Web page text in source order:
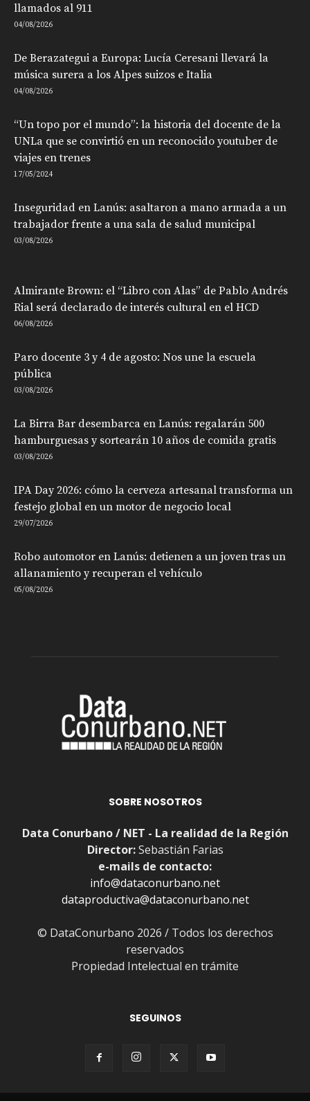
llamados al 911
04/08/2026
De Berazategui a Europa: Lucía Ceresani llevará la
música surera a los Alpes suizos e Italia
04/08/2026
“Un topo por el mundo”: la historia del docente de la
UNLa que se convirtió en un reconocido youtuber de
viajes en trenes
17/05/2024
Inseguridad en Lanús: asaltaron a mano armada a un
trabajador frente a una sala de salud municipal
03/08/2026
Almirante Brown: el “Libro con Alas” de Pablo Andrés
Rial será declarado de interés cultural en el HCD
06/08/2026
Paro docente 3 y 4 de agosto: Nos une la escuela
pública
03/08/2026
La Birra Bar desembarca en Lanús: regalarán 500
hamburguesas y sortearán 10 años de comida gratis
03/08/2026
IPA Day 2026: cómo la cerveza artesanal transforma un
festejo global en un motor de negocio local
29/07/2026
Robo automotor en Lanús: detienen a un joven tras un
allanamiento y recuperan el vehículo
05/08/2026
SOBRE NOSOTROS
Data Conurbano / NET - La realidad de la Región
Director:Sebastián Farias
e-mails de contacto:
info@dataconurbano.net
dataproductiva@dataconurbano.net
© DataConurbano 2026 / Todos los derechos
reservados
Propiedad Intelectual en trámite
SEGUINOS